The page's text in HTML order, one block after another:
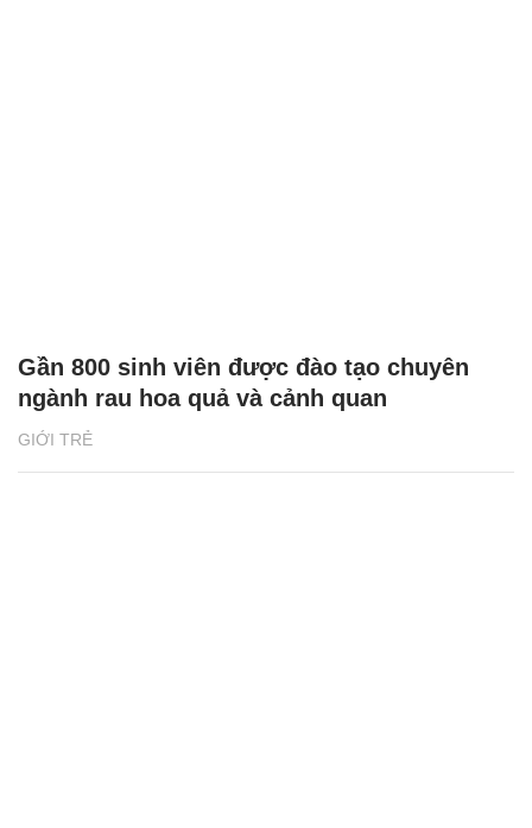
GIỚI TRẺ
Gần 800 sinh viên được đào tạo chuyên
ngành rau hoa quả và cảnh quan